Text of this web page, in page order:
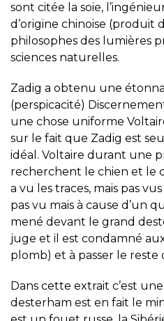
sont citée la soie,
d’origine chinoise (produit
philosophes des lumières
sciences naturelles.
Zadig a obtenu une
(perspicacité)
une chose uniforme
sur le fait que Zadig est
idéal. Voltaire durant une
recherchent le chien et le
a vu les traces, mais pas
pas vu mais à cause d’un
mené devant le grand
juge et il est condamné
plomb) et à passer le reste
Dans cette extrait c’est
desterham est en fait le